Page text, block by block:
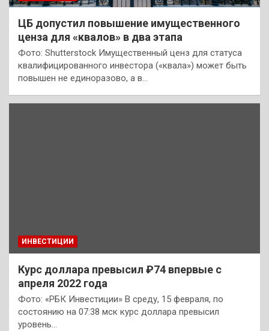
ЦБ допустил повышение имущественного
ценза для «квалов» в два этапа
Фото: Shutterstock Имущественный ценз для статуса
квалифицированного инвестора («квала») может быть
повышен не единоразово, а в…
ИНВЕСТИЦИИ
Курс доллара превысил ₽74 впервые с
апреля 2022 года
Фото: «РБК Инвестиции» В среду, 15 февраля, по
состоянию на 07:38 мск курс доллара превысил
уровень…